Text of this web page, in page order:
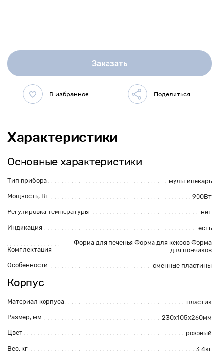
Заказать
Характеристики
Основные характеристики
Тип прибора мультипекарь
Мощность, Вт 900Вт
Регулировка температуры нет
Индикация есть
Комплектация
Форма для печенья Форма для кексов Форма
для пончиков
Особенности сменные пластины
Корпус
Материал корпуса пластик
Размер, мм 230х105х260мм
Цвет розовый
Вес, кг 3.4кг